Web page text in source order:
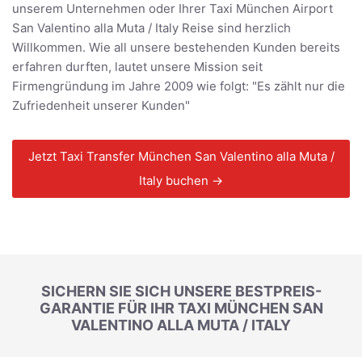
unserem Unternehmen oder Ihrer Taxi München Airport
San Valentino alla Muta / Italy Reise sind herzlich
Willkommen. Wie all unsere bestehenden Kunden bereits
erfahren durften, lautet unsere Mission seit
Firmengründung im Jahre 2009 wie folgt: "Es zählt nur die
Zufriedenheit unserer Kunden"
Jetzt Taxi Transfer München San Valentino alla Muta /
Italy buchen →
SICHERN SIE SICH UNSERE BESTPREIS-
GARANTIE FÜR IHR TAXI MÜNCHEN SAN
VALENTINO ALLA MUTA / ITALY